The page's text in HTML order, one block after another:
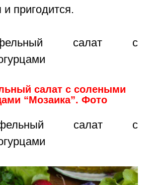
и пригодится.
салат с солеными
“Мозаика”. Фото